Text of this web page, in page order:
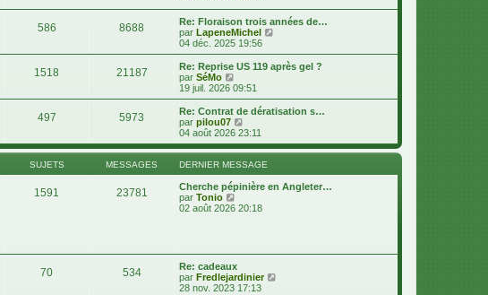
e
e
s
s
g
e
e
r
n
e
r
s
s
l
e
d
r
i
e
r
e
s
s
a
g
e
586 8688
Re: Floraison trois années de…
par LapeneMichel
i
r
l
e
r
e
s
04 déc. 2025 19:56
1518 21187
Re: Reprise US 119 après gel ?
par SéMo
o
i
r
l
e
e
r
n
i
e
r
g
e
19 juil. 2026 09:51
497 5973
Re: Contrat de dératisation s…
par pilou07
o
i
r
l
e
d
r
e
s
s
04 août 2026 23:11
SUJETS MESSAGES DERNIER MESSAGE
1591 23781
Cherche pépinière en Angleter…
par Tonio
o
e
r
n
02 août 2026 20:18
70 534
Re: cadeaux
par Fredlejardinier
28 nov. 2023 17:13